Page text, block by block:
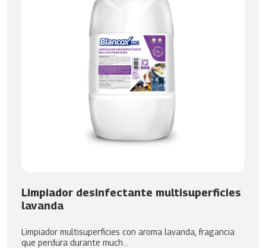
Limpiador desinfectante multisuperficies
lavanda
Limpiador multisuperficies con aroma lavanda, fragancia
que perdura durante much...